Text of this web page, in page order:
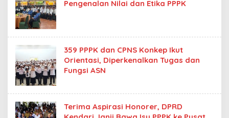
Pengenalan Nilai dan Etika PPPK
359 PPPK dan CPNS Konkep Ikut
Orientasi, Diperkenalkan Tugas dan
Fungsi ASN
Terima Aspirasi Honorer, DPRD